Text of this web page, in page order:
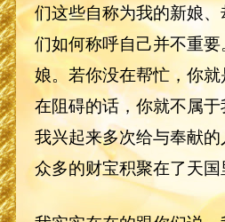
们这些自称为我的新娘
们如何称呼自己并不重
娘。若你没在帮忙，你
在阻碍的话，你就不属
我兴起来多次给与奉献
众多的财宝积聚在了天国